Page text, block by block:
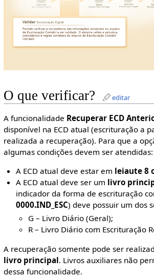
O que verificar? editar
A funcionalidade Recuperar ECD
disponível na ECD atual (escrituração a
realizada a recuperação). Para que a
algumas condições devem ser atendidas:
A ECD atual deve estar em leiaute 8
A ECD atual deve ser um livro
indicador da forma de escrituração
0000.IND_ESC) deve possuir um dos
G – Livro Diário (Geral);
R – Livro Diário com Escrituração
A recuperação somente pode ser
livro principal. Livros auxiliares não
dessa funcionalidade.